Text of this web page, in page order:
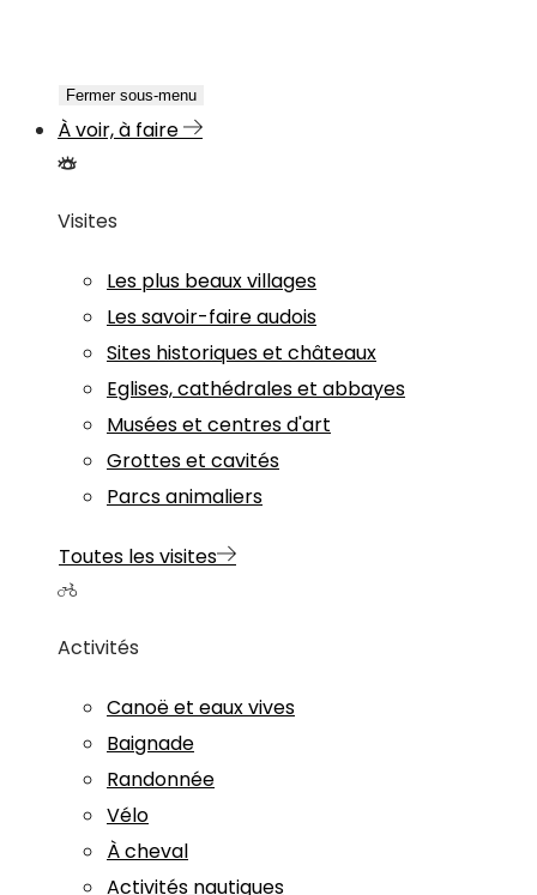
Fermer sous-menu
À voir, à faire
Visites
Les plus beaux villages
Les savoir-faire audois
Sites historiques et châteaux
Eglises, cathédrales et abbayes
Musées et centres d'art
Grottes et cavités
Parcs animaliers
Toutes les visites
Activités
Canoë et eaux vives
Baignade
Randonnée
Vélo
À cheval
Activités nautiques